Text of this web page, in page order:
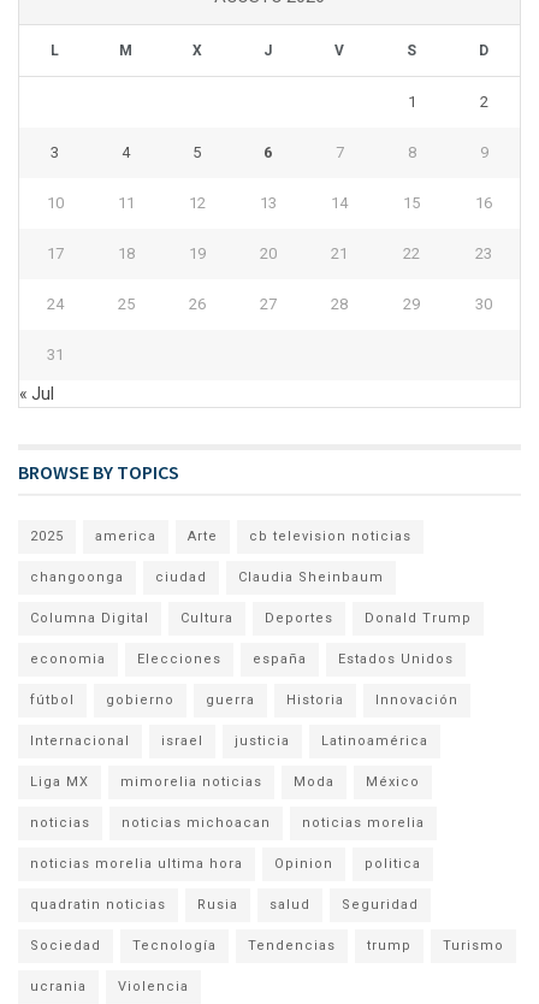
L M X J V S D
1 2
3 4 5 6 7 8 9
10 11 12 13 14 15 16
17 18 19 20 21 22 23
24 25 26 27 28 29 30
31
« Jul
BROWSE BY TOPICS
2025 america Arte cb television noticias
changoonga ciudad Claudia Sheinbaum
Columna Digital Cultura Deportes Donald Trump
economia Elecciones españa Estados Unidos
fútbol gobierno guerra Historia Innovación
Internacional israel justicia Latinoamérica
Liga MX mimorelia noticias Moda México
noticias noticias michoacan noticias morelia
noticias morelia ultima hora Opinion politica
quadratin noticias Rusia salud Seguridad
Sociedad Tecnología Tendencias trump Turismo
ucrania Violencia